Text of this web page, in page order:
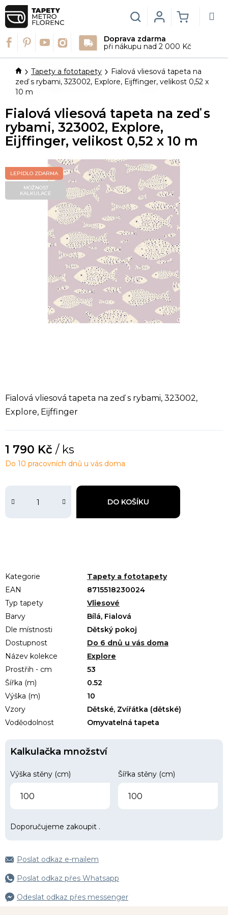
Přejít
na
obsah
Doprava zdarma
při nákupu nad 2 000 Kč
Hledat
KOŠÍK
Login
DomůTapety a fototapety
Fialová vliesová tapeta na
zeď s rybami, 323002, Explore, Eijffinger, velikost 0,52 x
10 m
Fialová vliesová tapeta na zeď s rybami, 323002,
Explore, Eijffinger
1 790 Kč / ks
DO KOŠÍKU
Do 10 pracovních dnů u vás doma
Kategorie
Tapety a fototapety
EAN
8715518230024
Typ tapety
Vliesové
Barvy
Bílá, Fialová
Dle místnosti
Dětský pokoj
Dostupnost
Do 6 dnů u vás doma
Název kolekce
Explore
Prostřih - cm
53
Šířka (m)
0.52
Výška (m)
10
Vzory
Dětské, Zvířátka (dětské)
Voděodolnost
Omyvatelná tapeta
Kalkulačka množství
Výška stěny (cm) Šířka stěny (cm)
Doporučujeme zakoupit .
Poslat odkaz e-mailem
Poslat odkaz přes Whatsapp
Odeslat odkaz přes messenger
Fialová vliesová tapeta na zeď s
rybami, 323002, Explore,
Eijffinger, velikost 0,52 x 10 m
LEPIDLO ZDARMA
MOŽNOST
KALKULACE